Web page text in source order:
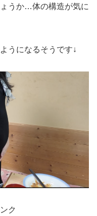
うか…体の構造が気に
うになるそうです↓
ク